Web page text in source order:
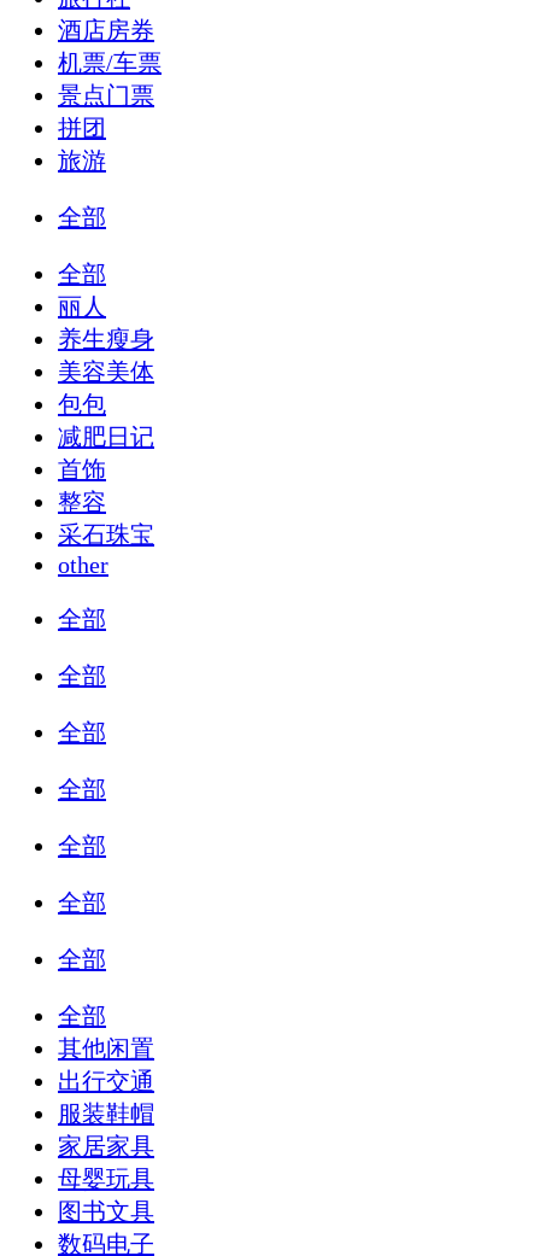
酒店房券
机票/车票
景点门票
拼团
旅游
全部
全部
丽人
养生瘦身
美容美体
包包
减肥日记
首饰
整容
采石珠宝
other
全部
全部
全部
全部
全部
全部
全部
全部
其他闲置
出行交通
服装鞋帽
家居家具
母婴玩具
图书文具
数码电子